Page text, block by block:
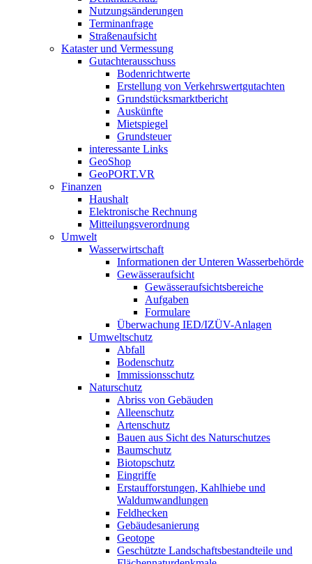
Nutzungsänderungen
Terminanfrage
Straßenaufsicht
Kataster und Vermessung
Gutachterausschuss
Bodenrichtwerte
Erstellung von Verkehrswertgutachten
Grundstücksmarktbericht
Auskünfte
Mietspiegel
Grundsteuer
interessante Links
GeoShop
GeoPORT.VR
Finanzen
Haushalt
Elektronische Rechnung
Mitteilungsverordnung
Umwelt
Wasserwirtschaft
Informationen der Unteren Wasserbehörde
Gewässeraufsicht
Gewässeraufsichtsbereiche
Aufgaben
Formulare
Überwachung IED/IZÜV-Anlagen
Umweltschutz
Abfall
Bodenschutz
Immissionsschutz
Naturschutz
Abriss von Gebäuden
Alleenschutz
Artenschutz
Bauen aus Sicht des Naturschutzes
Baumschutz
Biotopschutz
Eingriffe
Erstaufforstungen, Kahlhiebe und
Waldumwandlungen
Feldhecken
Gebäudesanierung
Geotope
Geschützte Landschaftsbestandteile und